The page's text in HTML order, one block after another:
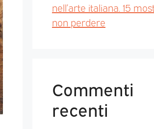
nell’arte italiana. 15
non perdere
Commenti
recenti